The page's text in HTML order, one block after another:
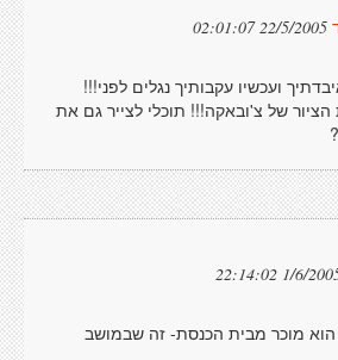
22/5/2005 02:01:07
ועכשיו עקבותיך נגלים לפני!!!
של צ'ובאקה!!! תוכלי לצייר גם את
1/6/2005
הוא מוכר מבית הכנסת- זה שבמושב